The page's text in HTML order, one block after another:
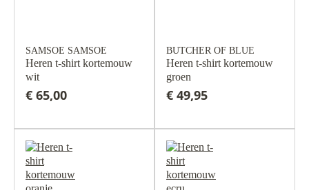
SAMSOE SAMSOE
Heren t-shirt kortemouw
wit
€ 65,00
BUTCHER OF BLUE
Heren t-shirt kortemouw
groen
€ 49,95